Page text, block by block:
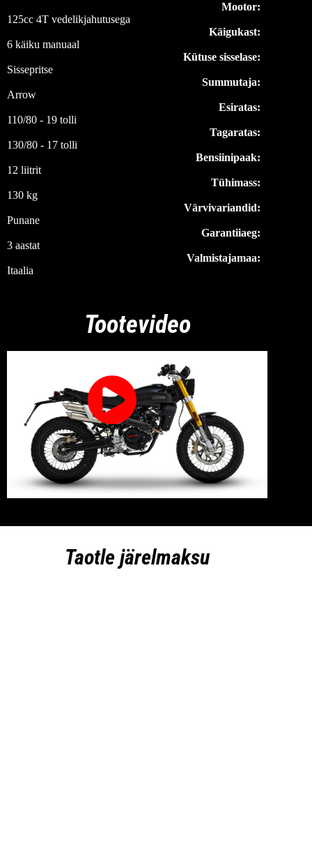
Mootor:
125cc 4T vedelikjahutusega
Käigukast:
6 käiku manuaal
Kütuse sisselase:
Sissepritse
Summutaja:
Arrow
Esiratas:
110/80 - 19 tolli
Tagaratas:
130/80 - 17 tolli
Bensiinipaak:
12 liitrit
Tühimass:
130 kg
Värvivariandid:
Punane
Garantiiaeg:
3 aastat
Valmistajamaa:
Itaalia
Tootevideo
Taotle järelmaksu